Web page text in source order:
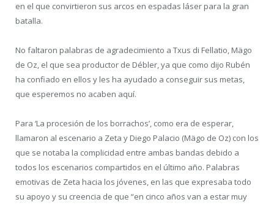
en el que convirtieron sus arcos en espadas láser para la gran
batalla.
No faltaron palabras de agradecimiento a Txus di Fellatio, Mägo
de Oz, el que sea productor de Débler, ya que como dijo Rubén
ha confiado en ellos y les ha ayudado a conseguir sus metas,
que esperemos no acaben aquí.
Para ‘La procesión de los borrachos’, como era de esperar,
llamaron al escenario a Zeta y Diego Palacio (Mägo de Oz) con los
que se notaba la complicidad entre ambas bandas debido a
todos los escenarios compartidos en el último año. Palabras
emotivas de Zeta hacia los jóvenes, en las que expresaba todo
su apoyo y su creencia de que “en cinco años van a estar muy